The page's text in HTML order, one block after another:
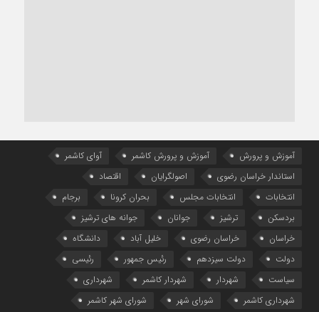
آموزش و پرورش آموزش و پرورش کاشمر
آوای کاشمر
استاندار خراسان رضوی
اصولگرایان
اقتصاد
انتخابات
انتخابات مجلس بحران کرونا
برجام
بردسکن
ترشیز جوانان
جوانه های ترشیز
خراسان
خراسان رضوی خلیل آباد
دانشگاه
دولت
دولت سیزدهم رئیس جمهور
رئیسی
سیاست
شهردار شهردار کاشمر
شهرداری
شهرداری کاشمر
شورای شهر شورای شهر کاشمر